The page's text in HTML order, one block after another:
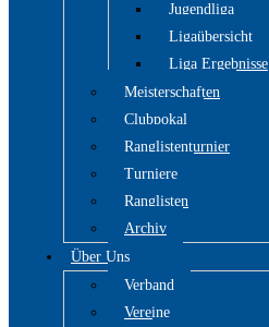
Jugendliga
Ligaübersicht
Liga Ergebnisse
Meisterschaften
Clubpokal
Ranglistenturnier
Turniere
Ranglisten
Archiv
Über Uns
Verband
Vereine